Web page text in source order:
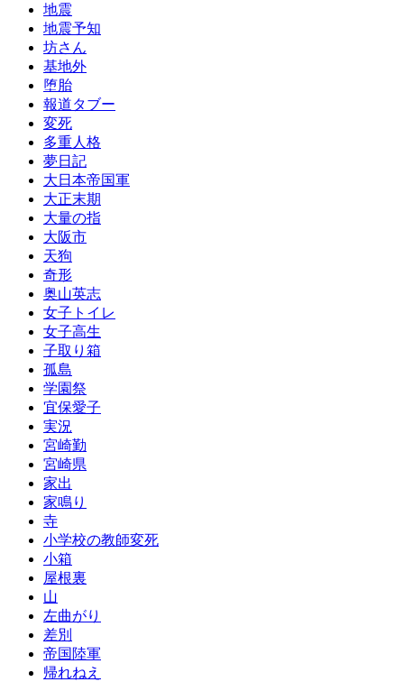
地震
地震予知
坊さん
基地外
堕胎
報道タブー
変死
多重人格
夢日記
大日本帝国軍
大正末期
大量の指
大阪市
天狗
奇形
奥山英志
女子トイレ
女子高生
子取り箱
孤島
学園祭
宜保愛子
実況
宮崎勤
宮崎県
家出
家鳴り
寺
小学校の教師変死
小箱
屋根裏
山
左曲がり
差別
帝国陸軍
帰れねえ